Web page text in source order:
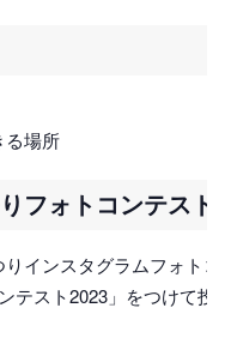
る場所
フォトコンテスト
インスタグラムフォトコ
テスト2023」をつけて投